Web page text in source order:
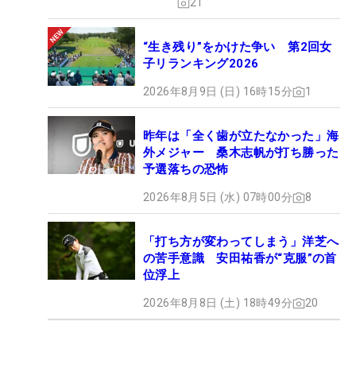
21
“生き残り”をかけた争い 第2回女
子リランキング2026
2026年8月9日 (日) 16時15分 1
昨年は「全く歯が立たなかった」海
外メジャー 桑木志帆が打ち勝った
予選落ちの恐怖
2026年8月5日 (水) 07時00分 8
「打ち方が変わってしまう」洋芝へ
の苦手意識 安田祐香が“克服”の首
位浮上
2026年8月8日 (土) 18時49分 20